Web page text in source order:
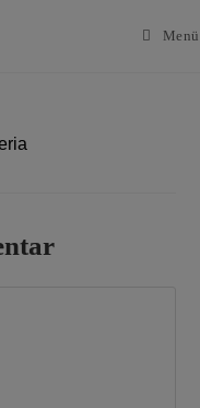
Menü